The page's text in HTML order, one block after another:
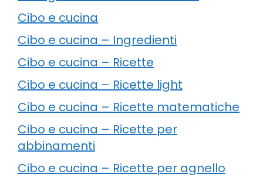
Cibo e cucina
Cibo e cucina – Ingredienti
Cibo e cucina – Ricette
Cibo e cucina – Ricette light
Cibo e cucina – Ricette matematiche
Cibo e cucina – Ricette per
abbinamenti
Cibo e cucina – Ricette per agnello